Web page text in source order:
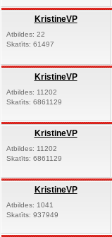
KristineVP
Atbildes: 22
Skatīts: 61497
KristineVP
Atbildes: 11202
Skatīts: 6861129
KristineVP
Atbildes: 11202
Skatīts: 6861129
KristineVP
Atbildes: 1041
Skatīts: 937949